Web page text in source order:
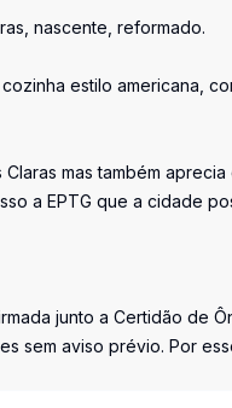
nascente, reformado.
estilo americana,
mas também
a EPTG que a cidade
junto a Certidão de
sem aviso prévio. Por